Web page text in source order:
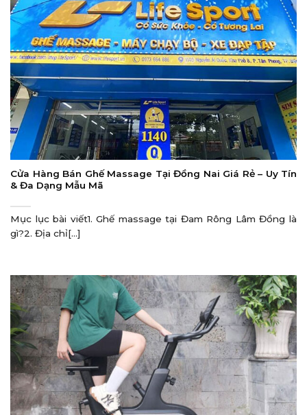
Cửa Hàng Bán Ghế Massage Tại Đồng Nai Giá Rẻ – Uy Tín
& Đa Dạng Mẫu Mã
Mục lục bài viết1. Ghế massage tại Đam Rông Lâm Đồng là
gì?2. Địa chỉ[...]